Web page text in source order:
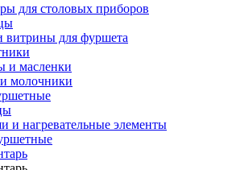
для столовых приборов
витрины для фуршета
и масленки
молочники
и нагревательные элементы